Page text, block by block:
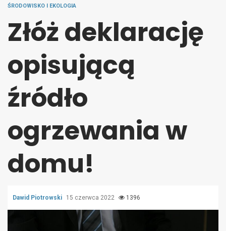
ŚRODOWISKO I EKOLOGIA
Złóż deklarację
opisującą
źródło
ogrzewania w
domu!
Dawid Piotrowski 15 czerwca 2022 1396